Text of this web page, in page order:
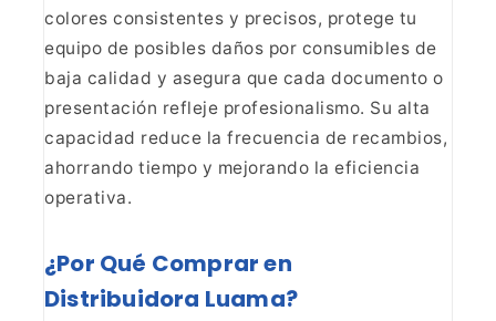
colores consistentes y precisos, protege tu
equipo de posibles daños por consumibles de
baja calidad y asegura que cada documento o
presentación refleje profesionalismo. Su alta
capacidad reduce la frecuencia de recambios,
ahorrando tiempo y mejorando la eficiencia
operativa.
¿Por Qué Comprar en
Distribuidora Luama?